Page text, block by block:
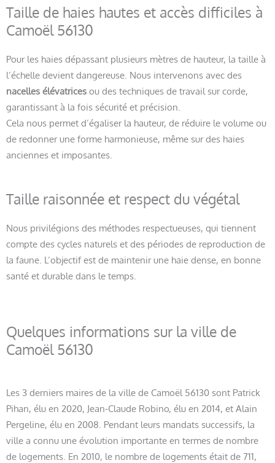
Taille de haies hautes et accès difficiles à
Camoël 56130
Pour les haies dépassant plusieurs mètres de hauteur, la taille à
l’échelle devient dangereuse. Nous intervenons avec des
nacelles élévatrices ou des techniques de travail sur corde,
garantissant à la fois sécurité et précision.
Cela nous permet d’égaliser la hauteur, de réduire le volume ou
de redonner une forme harmonieuse, même sur des haies
anciennes et imposantes.
Taille raisonnée et respect du végétal
Nous privilégions des méthodes respectueuses, qui tiennent
compte des cycles naturels et des périodes de reproduction de
la faune. L’objectif est de maintenir une haie dense, en bonne
santé et durable dans le temps.
Quelques informations sur la ville de
Camoël 56130
Les 3 derniers maires de la ville de Camoël 56130 sont Patrick
Pihan, élu en 2020, Jean-Claude Robino, élu en 2014, et Alain
Pergeline, élu en 2008. Pendant leurs mandats successifs, la
ville a connu une évolution importante en termes de nombre
de logements. En 2010, le nombre de logements était de 711,